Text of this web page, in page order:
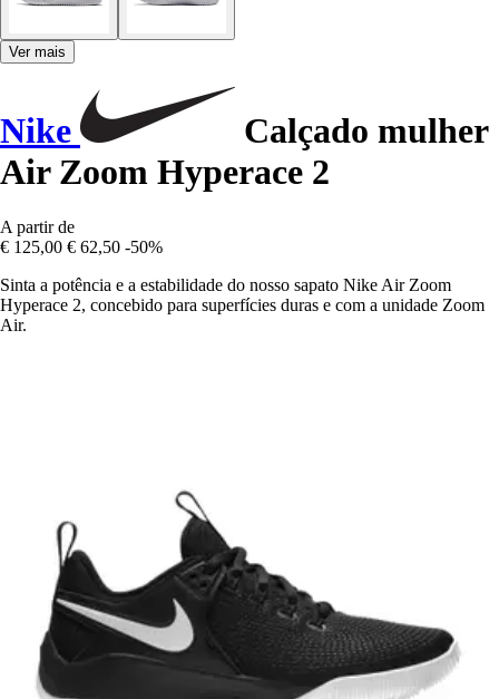
Ver mais
Nike
Calçado mulher
Air Zoom Hyperace 2
A partir de
€ 125,00 € 62,50 -50%
Sinta a potência e a estabilidade do nosso sapato Nike Air Zoom
Hyperace 2, concebido para superfícies duras e com a unidade Zoom
Air.